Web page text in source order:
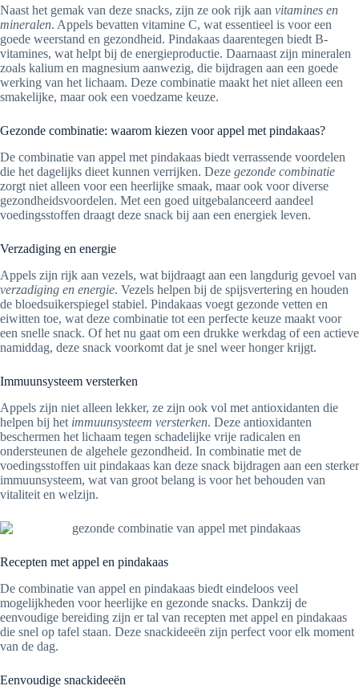
Naast het gemak van deze snacks, zijn ze ook rijk aan vitamines en
mineralen. Appels bevatten vitamine C, wat essentieel is voor een
goede weerstand en gezondheid. Pindakaas daarentegen biedt B-
vitamines, wat helpt bij de energieproductie. Daarnaast zijn mineralen
zoals kalium en magnesium aanwezig, die bijdragen aan een goede
werking van het lichaam. Deze combinatie maakt het niet alleen een
smakelijke, maar ook een voedzame keuze.
Gezonde combinatie: waarom kiezen voor appel met pindakaas?
De combinatie van appel met pindakaas biedt verrassende voordelen
die het dagelijks dieet kunnen verrijken. Deze gezonde combinatie
zorgt niet alleen voor een heerlijke smaak, maar ook voor diverse
gezondheidsvoordelen. Met een goed uitgebalanceerd aandeel
voedingsstoffen draagt deze snack bij aan een energiek leven.
Verzadiging en energie
Appels zijn rijk aan vezels, wat bijdraagt aan een langdurig gevoel van
verzadiging en energie. Vezels helpen bij de spijsvertering en houden
de bloedsuikerspiegel stabiel. Pindakaas voegt gezonde vetten en
eiwitten toe, wat deze combinatie tot een perfecte keuze maakt voor
een snelle snack. Of het nu gaat om een drukke werkdag of een actieve
namiddag, deze snack voorkomt dat je snel weer honger krijgt.
Immuunsysteem versterken
Appels zijn niet alleen lekker, ze zijn ook vol met antioxidanten die
helpen bij het immuunsysteem versterken. Deze antioxidanten
beschermen het lichaam tegen schadelijke vrije radicalen en
ondersteunen de algehele gezondheid. In combinatie met de
voedingsstoffen uit pindakaas kan deze snack bijdragen aan een sterker
immuunsysteem, wat van groot belang is voor het behouden van
vitaliteit en welzijn.
Recepten met appel en pindakaas
De combinatie van appel en pindakaas biedt eindeloos veel
mogelijkheden voor heerlijke en gezonde snacks. Dankzij de
eenvoudige bereiding zijn er tal van recepten met appel en pindakaas
die snel op tafel staan. Deze snackideeën zijn perfect voor elk moment
van de dag.
Eenvoudige snackideeën